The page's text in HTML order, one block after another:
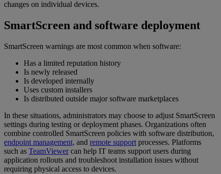
changes on individual devices.
SmartScreen and software deployment
SmartScreen warnings are most common when software:
Has a limited reputation history
Is newly released
Is developed internally
Uses custom installers
Is distributed outside major software marketplaces
In these situations, administrators may choose to adjust SmartScreen
settings during testing or deployment phases. Organizations often
combine controlled SmartScreen policies with software distribution,
endpoint management, and remote support processes. Platforms
such as TeamViewercan help IT teams support users during
application rollouts and troubleshoot installation issues without
requiring physical access to devices.